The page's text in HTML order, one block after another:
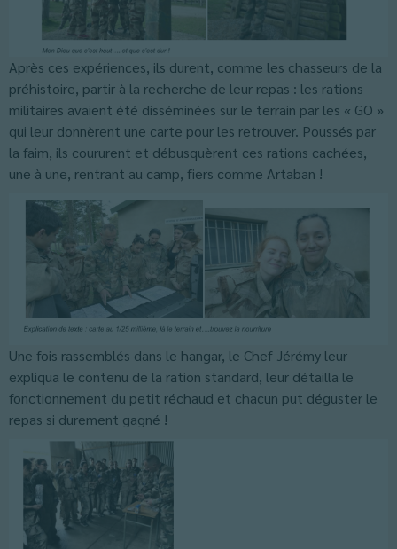
Après ces expériences, ils durent, comme les chasseurs de la
préhistoire, partir à la recherche de leur repas : les rations
militaires avaient été disséminées sur le terrain par les « GO »
qui leur donnèrent une carte pour les retrouver. Poussés par
la faim, ils coururent et débusquèrent ces rations cachées,
une à une, rentrant au camp, fiers comme Artaban !
Une fois rassemblés dans le hangar, le Chef Jérémy leur
expliqua le contenu de la ration standard, leur détailla le
fonctionnement du petit réchaud et chacun put déguster le
repas si durement gagné !